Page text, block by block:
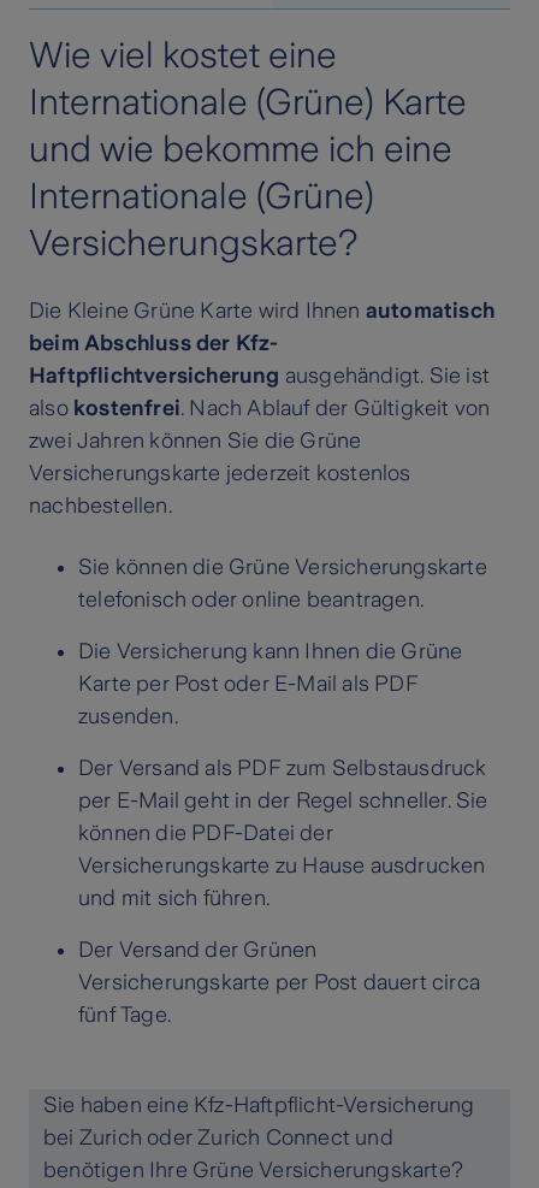
Wie viel kostet eine
Internationale (Grüne) Karte
und wie bekomme ich eine
Internationale (Grüne)
Versicherungskarte?
Die Kleine Grüne Karte wird Ihnen automatisch
beim Abschluss der Kfz-
Haftpflichtversicherung ausgehändigt. Sie ist
also kostenfrei. Nach Ablauf der Gültigkeit von
zwei Jahren können Sie die Grüne
Versicherungskarte jederzeit kostenlos
nachbestellen.
Sie können die Grüne Versicherungskarte
telefonisch oder online beantragen.
Die Versicherung kann Ihnen die Grüne
Karte per Post oder E-Mail als PDF
zusenden.
Der Versand als PDF zum Selbstausdruck
per E-Mail geht in der Regel schneller. Sie
können die PDF-Datei der
Versicherungskarte zu Hause ausdrucken
und mit sich führen.
Der Versand der Grünen
Versicherungskarte per Post dauert circa
fünf Tage.
Sie haben eine Kfz-Haftpflicht-Versicherung
bei Zurich oder Zurich Connect und
benötigen Ihre Grüne Versicherungskarte?